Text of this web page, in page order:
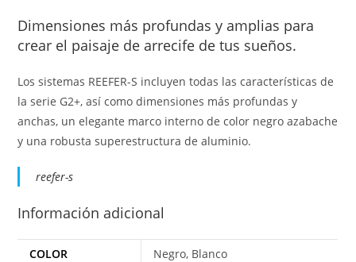
Dimensiones más profundas y amplias para
crear el paisaje de arrecife de tus sueños.
Los sistemas REEFER-S incluyen todas las características de
la serie G2+, así como dimensiones más profundas y
anchas, un elegante marco interno de color negro azabache
y una robusta superestructura de aluminio.
reefer-s
Información adicional
COLOR Negro, Blanco